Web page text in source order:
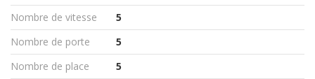
Nombre de vitesse
5
Nombre de porte
5
Nombre de place
5